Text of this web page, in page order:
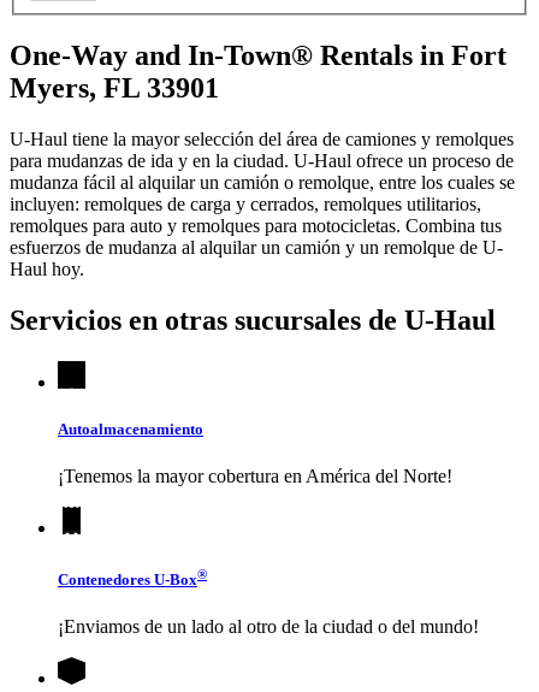
One-Way and In-Town® Rentals in Fort
Myers, FL 33901
U-Haul tiene la mayor selección del área de camiones y remolques
para mudanzas de ida y en la ciudad. U-Haul ofrece un proceso de
mudanza fácil al alquilar un camión o remolque, entre los cuales se
incluyen: remolques de carga y cerrados, remolques utilitarios,
remolques para auto y remolques para motocicletas. Combina tus
esfuerzos de mudanza al alquilar un camión y un remolque de U-
Haul hoy.
Servicios en otras sucursales de U-Haul
Autoalmacenamiento
¡Tenemos la mayor cobertura en América del Norte!
Contenedores U-Box®
¡Enviamos de un lado al otro de la ciudad o del mundo!